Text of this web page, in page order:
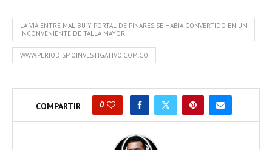
LA VÍA ENTRE MALIBÚ Y PORTAL DE PINARES SE HABÍA CONVERTIDO EN UN
INCONVENIENTE DE TALLA MAYOR
WWW.PERIODISMOINVESTIGATIVO.COM.CO
COMPARTIR 0